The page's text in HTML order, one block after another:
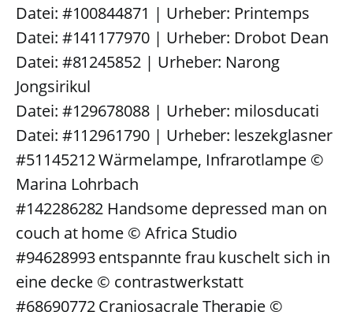
Datei: #100844871 | Urheber: Printemps
Datei: #141177970 | Urheber: Drobot Dean
Datei: #81245852 | Urheber: Narong
Jongsirikul
Datei: #129678088 | Urheber: milosducati
Datei: #112961790 | Urheber: leszekglasner
#51145212 Wärmelampe, Infrarotlampe ©
Marina Lohrbach
#142286282 Handsome depressed man on
couch at home © Africa Studio
#94628993 entspannte frau kuschelt sich in
eine decke © contrastwerkstatt
#68690772 Craniosacrale Therapie ©